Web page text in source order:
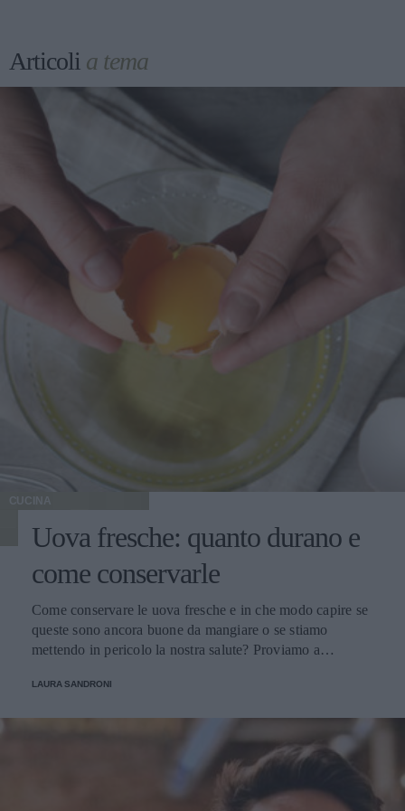
Articoli a tema
CUCINA
Uova fresche: quanto durano e
come conservarle
Come conservare le uova fresche e in che modo capire se
queste sono ancora buone da mangiare o se stiamo
mettendo in pericolo la nostra salute? Proviamo a
LAURA SANDRONI